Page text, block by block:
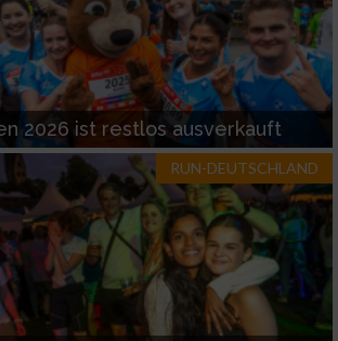
2026 ist restlos ausverkauft
RUN-DEUTSCHLAND